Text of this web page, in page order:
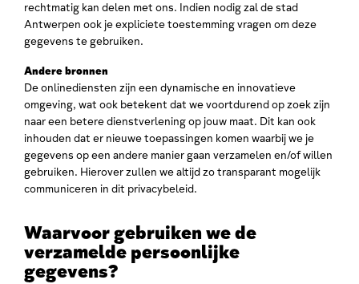
rechtmatig kan delen met ons. Indien nodig zal de stad
Antwerpen ook je expliciete toestemming vragen om deze
gegevens te gebruiken.
Andere bronnen
De onlinediensten zijn een dynamische en innovatieve
omgeving, wat ook betekent dat we voortdurend op zoek zijn
naar een betere dienstverlening op jouw maat. Dit kan ook
inhouden dat er nieuwe toepassingen komen waarbij we je
gegevens op een andere manier gaan verzamelen en/of willen
gebruiken. Hierover zullen we altijd zo transparant mogelijk
communiceren in dit privacybeleid.
Waarvoor gebruiken we de
verzamelde persoonlijke
gegevens?